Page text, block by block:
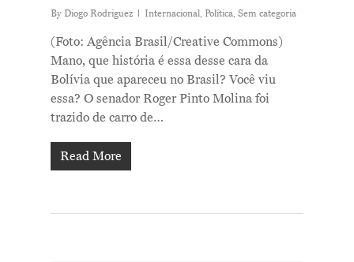
By Diogo Rodriguez Internacional Política Sem categoria
(Foto: Agência Brasil/Creative Commons)
Mano, que história é essa desse cara da
Bolívia que apareceu no Brasil? Você viu
essa? O senador Roger Pinto Molina foi
trazido de carro de…
Read More